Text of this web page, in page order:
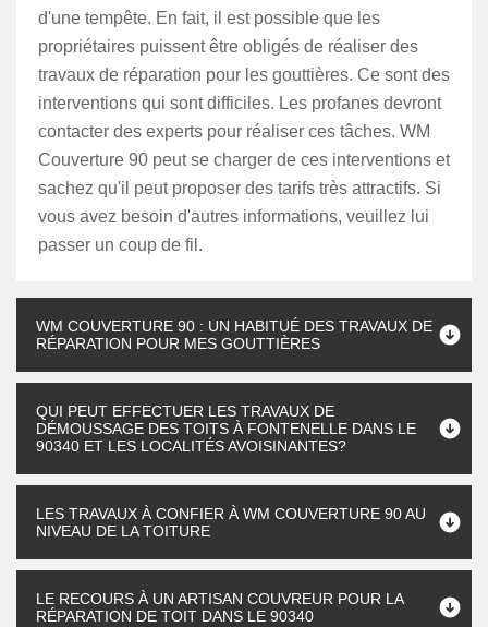
d'une tempête. En fait, il est possible que les
propriétaires puissent être obligés de réaliser des
travaux de réparation pour les gouttières. Ce sont des
interventions qui sont difficiles. Les profanes devront
contacter des experts pour réaliser ces tâches. WM
Couverture 90 peut se charger de ces interventions et
sachez qu'il peut proposer des tarifs très attractifs. Si
vous avez besoin d'autres informations, veuillez lui
passer un coup de fil.
WM COUVERTURE 90 : UN HABITUÉ DES TRAVAUX DE
RÉPARATION POUR MES GOUTTIÈRES
QUI PEUT EFFECTUER LES TRAVAUX DE
DÉMOUSSAGE DES TOITS À FONTENELLE DANS LE
90340 ET LES LOCALITÉS AVOISINANTES?
LES TRAVAUX À CONFIER À WM COUVERTURE 90 AU
NIVEAU DE LA TOITURE
LE RECOURS À UN ARTISAN COUVREUR POUR LA
RÉPARATION DE TOIT DANS LE 90340